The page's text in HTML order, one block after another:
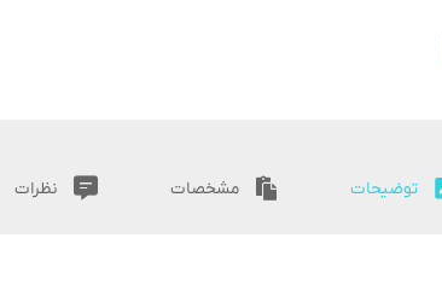
توضیحات مشخصات نظرات